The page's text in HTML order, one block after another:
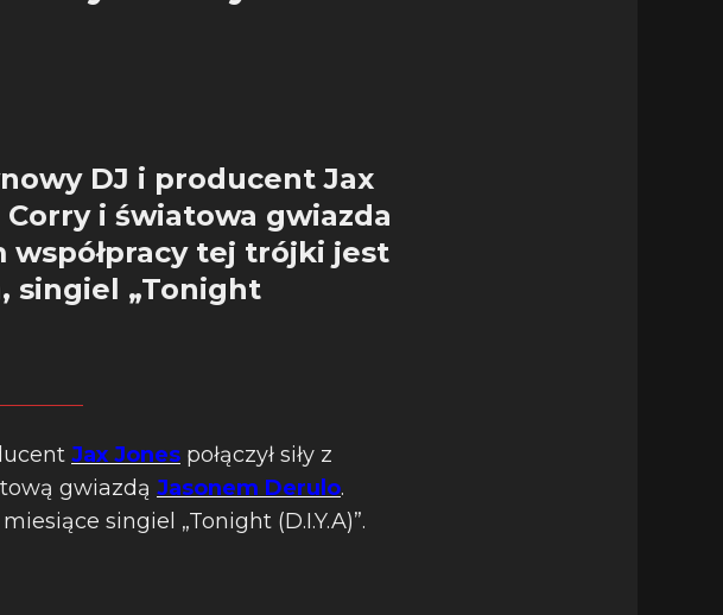
DJ i producent Jax
i światowa gwiazda
współpracy tej trójki jest
singiel „Tonight
Jax Jones połączył siły z
gwiazdą Jasonem Derulo.
singiel „Tonight (D.I.Y.A)”.